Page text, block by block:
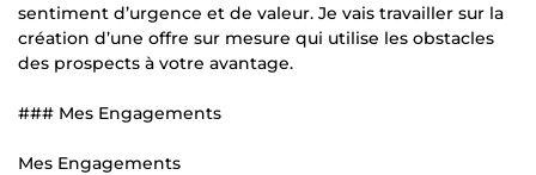
sentiment d’urgence et de valeur. Je vais travailler sur la
création d’une offre sur mesure qui utilise les obstacles
des prospects à votre avantage.
### Mes Engagements
Mes Engagements